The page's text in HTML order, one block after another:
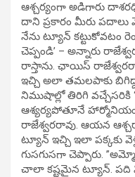
ఆశ్చర్యంగా అడిగారు
దాని ప్రకారం మీరు పదాలు
నేను ట్యూన్‌ కట్టుకోవటం
చెప్పండి’ – అన్నారు
రాస్తాను. ఛాయిస్‌
ఇచ్చి అలా తమలపాకు
నిముషాల్లో తిరిగి వచ్చేసరికి
ఆశ్యర్యపోతూనే
రాజేశ్వరరావు. ఆయన
ట్యూన్‌ ఇచ్చి ఇలా పక్కకు
గుసగుసగా చెప్పారు.
చాలా కష్టమైన ట్యూన్‌. పది